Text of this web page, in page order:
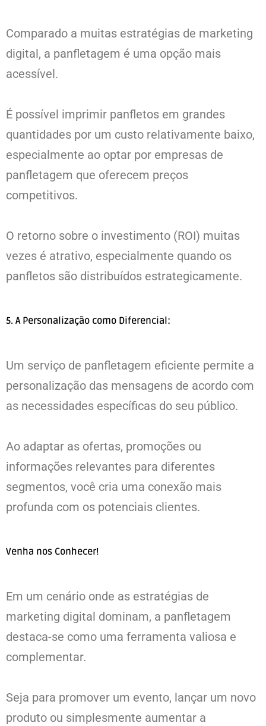
Comparado a muitas estratégias de marketing
digital, a panfletagem é uma opção mais
acessível.
É possível imprimir panfletos em grandes
quantidades por um custo relativamente baixo,
especialmente ao optar por empresas de
panfletagem que oferecem preços
competitivos.
O retorno sobre o investimento (ROI) muitas
vezes é atrativo, especialmente quando os
panfletos são distribuídos estrategicamente.
5. A Personalização como Diferencial:
Um serviço de panfletagem eficiente permite a
personalização das mensagens de acordo com
as necessidades específicas do seu público.
Ao adaptar as ofertas, promoções ou
informações relevantes para diferentes
segmentos, você cria uma conexão mais
profunda com os potenciais clientes.
Venha nos Conhecer!
Em um cenário onde as estratégias de
marketing digital dominam, a panfletagem
destaca-se como uma ferramenta valiosa e
complementar.
Seja para promover um evento, lançar um novo
produto ou simplesmente aumentar a